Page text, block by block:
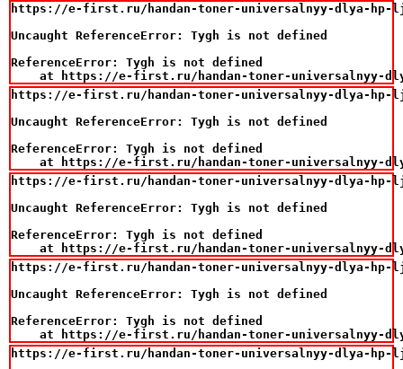
https://e-first.ru/handan-toner-universalnyy-dlya-hp-lj-
Uncaught ReferenceError: Tygh is not defined
ReferenceError: Tygh is not defined
at https://e-first.ru/handan-toner-universalnyy-
https://e-first.ru/handan-toner-universalnyy-dlya-hp-lj-
Uncaught ReferenceError: Tygh is not defined
ReferenceError: Tygh is not defined
at https://e-first.ru/handan-toner-universalnyy-
https://e-first.ru/handan-toner-universalnyy-dlya-hp-lj-
Uncaught ReferenceError: Tygh is not defined
ReferenceError: Tygh is not defined
at https://e-first.ru/handan-toner-universalnyy-
https://e-first.ru/handan-toner-universalnyy-dlya-hp-lj-
Uncaught ReferenceError: Tygh is not defined
ReferenceError: Tygh is not defined
at https://e-first.ru/handan-toner-universalnyy-
https://e-first.ru/handan-toner-universalnyy-dlya-hp-lj-